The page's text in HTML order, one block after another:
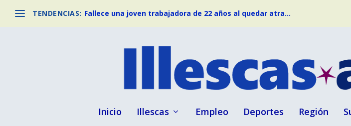
TENDENCIAS: Fallece una joven trabajadora de 22 años al quedar atra...
Inicio Illescas Empleo Deportes Región